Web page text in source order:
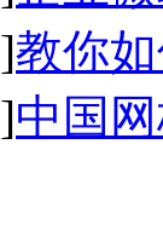
]教你
]中国